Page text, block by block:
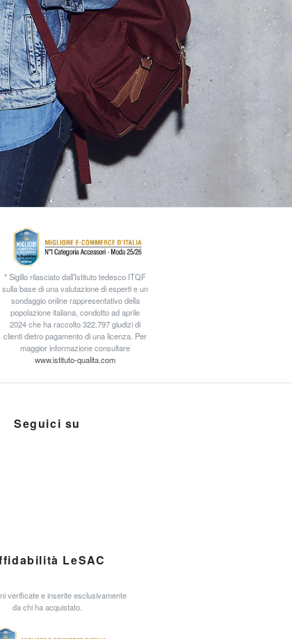
* Sigillo rilasciato dall’Istituto tedesco ITQF
sulla base di una valutazione di esperti e un
sondaggio online rappresentativo della
popolazione italiana, condotto ad aprile
2024 che ha raccolto 322.797 giudizi di
clienti dietro pagamento di una licenza. Per
maggior informazione consultare
www.istituto-qualita.com
Seguici su
LeSAC
verificate e inserite esclusivamente
da chi ha acquistato.